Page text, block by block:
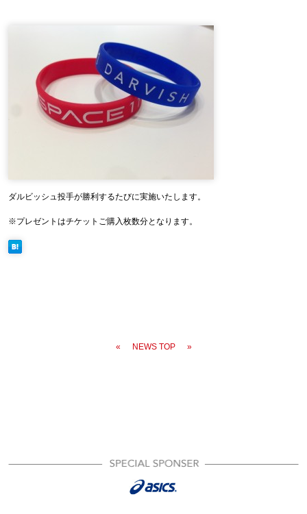
ダルビッシュ投手が勝利するたびに実施いたします。
※プレゼントはチケットご購入枚数分となります。
« NEWS TOP »